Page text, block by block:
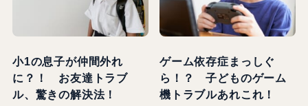
小1の息子が仲間外れ
に？！ お友達トラブ
ル、驚きの解決法！
ゲーム依存症まっしぐ
ら！？ 子どものゲーム
機トラブルあれこれ！